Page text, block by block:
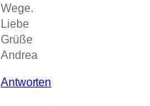
Wege.
Liebe
Grüße
Andrea
Antworten